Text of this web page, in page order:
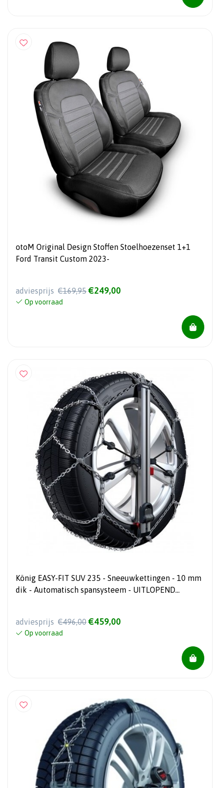
otoM Original Design Stoffen Stoelhoezenset 1+1
Ford Transit Custom 2023-
adviesprijs €169,95 €249,00
Op voorraad
König EASY-FIT SUV 235 - Sneeuwkettingen - 10 mm
dik - Automatisch spansysteem - UITLOPEND
adviesprijs €496,00 €459,00
Op voorraad